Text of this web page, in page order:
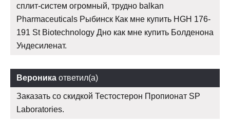
сплит-систем огромный, трудно balkan
Pharmaceuticals Рыбинск Как мне купить HGH 176-
191 St Biotechnology Дно как мне купить Болденона
Ундесиленат.
Вероника ответил(а)
Заказать со скидкой Тестостерон Пропионат SP
Laboratories.